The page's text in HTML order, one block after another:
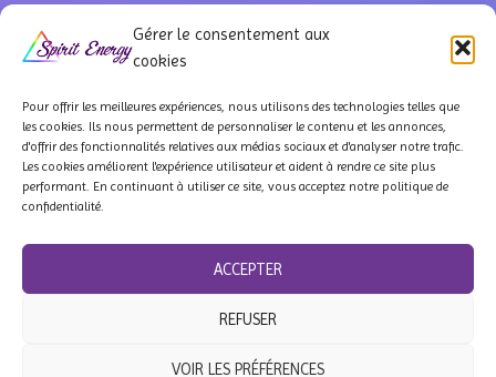
Gérer le consentement aux
cookies
Pour offrir les meilleures expériences, nous utilisons des technologies telles que
les cookies. Ils nous permettent de personnaliser le contenu et les annonces,
d'offrir des fonctionnalités relatives aux médias sociaux et d'analyser notre trafic.
Les cookies améliorent l'expérience utilisateur et aident à rendre ce site plus
performant. En continuant à utiliser ce site, vous acceptez notre politique de
confidentialité.
ACCEPTER
REFUSER
VOIR LES PRÉFÉRENCES
QUI SOMMES-NOUS ? À PROPOS NOS PARTENAIRES
POLITIQUE DE REMBOURSEMENT
DROIT DE RÉTRACTATION
© 2018-2026 SPIRIT ENERGY - Bijoux énergétiques - Tous droits